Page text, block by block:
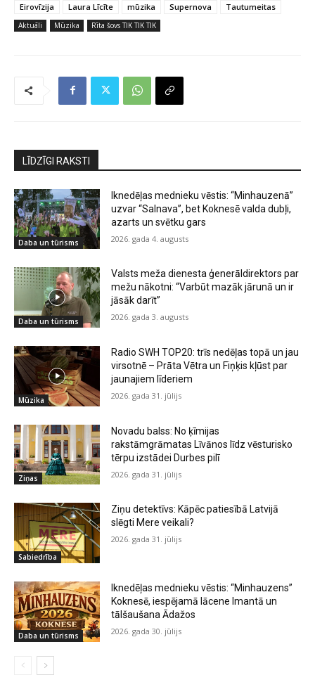
Eirovīzija
Laura Līcīte mūzika Supernova Tautumeitas
Aktuāli Mūzika Rīta šovs TIK TIK TIK
LĪDZĪGI RAKSTI
Daba un tūrisms
Iknedēļas mednieku vēstis: “Minhauzenā”
uzvar “Salnava”, bet Koknesē valda dubļi,
azarts un svētku gars
2026. gada 4. augusts
Daba un tūrisms
Valsts meža dienesta ģenerāldirektors par
mežu nākotni: “Varbūt mazāk jārunā un ir
jāsāk darīt”
2026. gada 3. augusts
Mūzika
Radio SWH TOP20: trīs nedēļas topā un jau
virsotnē – Prāta Vētra un Fiņķis kļūst par
jaunajiem līderiem
2026. gada 31. jūlijs
Ziņas
Novadu balss: No ķīmijas
rakstāmgrāmatas Līvānos līdz vēsturisko
tērpu izstādei Durbes pilī
2026. gada 31. jūlijs
Sabiedrība
Ziņu detektīvs: Kāpēc patiesībā Latvijā
slēgti Mere veikali?
2026. gada 31. jūlijs
Daba un tūrisms
Iknedēļas mednieku vēstis: “Minhauzens”
Koknesē, iespējamā lācene Imantā un
tālšaušana Ādažos
2026. gada 30. jūlijs